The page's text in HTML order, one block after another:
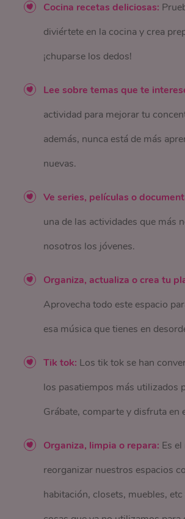
Cocina recetas deliciosas:
diviértete en la cocina y crea
¡chuparse los dedos!
Lee sobre temas que te
actividad para mejorar tu
además, nunca está de más
nuevas.
Ve series, películas o
una de las actividades que más
nosotros los jóvenes.
Organiza, actualiza o crea tu
Aprovecha todo este espacio
esa música que tienes en
Tik tok: Los tik tok se han
los pasatiempos más utilizados
Grábate, comparte y disfruta en
Organiza, limpia o repara: Es
reorganizar nuestros espacios
habitación, closets, muebles,